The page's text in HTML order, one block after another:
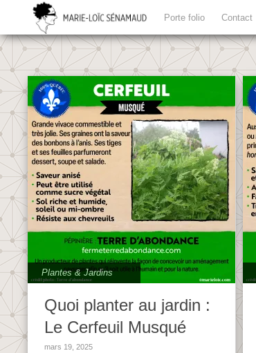
Porte folio Contact
Plantes & Jardins
Quoi planter au jardin :
Le Cerfeuil Musqué
mars 19, 2025